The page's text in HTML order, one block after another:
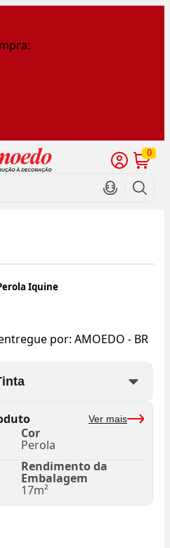
0
Iquine
por: AMOEDO - BR
Ver mais
Cor
Perola
Rendimento da
Embalagem
17m²